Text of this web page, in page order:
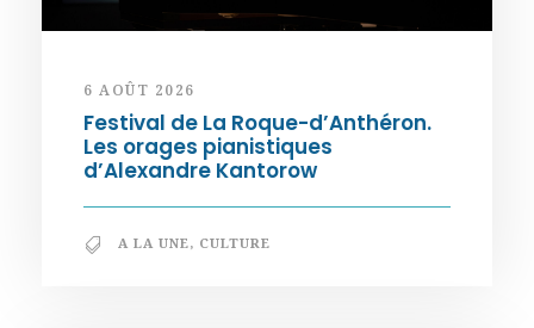
6 AOÛT 2026
Festival de La Roque-d’Anthéron.
Les orages pianistiques
d’Alexandre Kantorow
A LA UNE, CULTURE